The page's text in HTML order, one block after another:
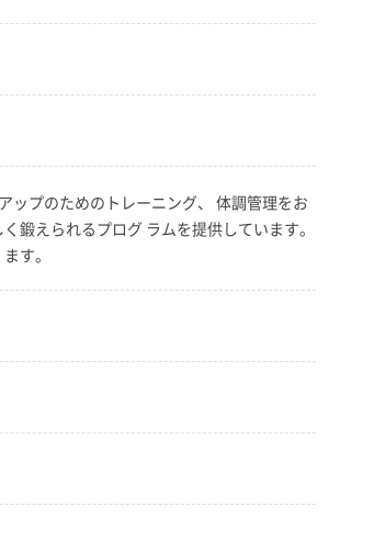
ップのためのトレーニング、 体調管理をお
鍛えられるプログ ラムを提供しています。
す。